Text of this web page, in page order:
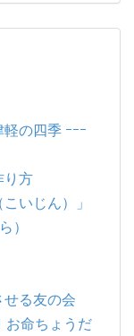
の四季 ｰｰｰ
り方
いじん）」
）
る友の会
命ちょうだ